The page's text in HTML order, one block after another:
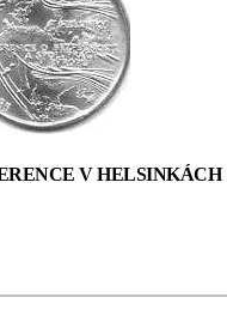
V HELSINKÁCH